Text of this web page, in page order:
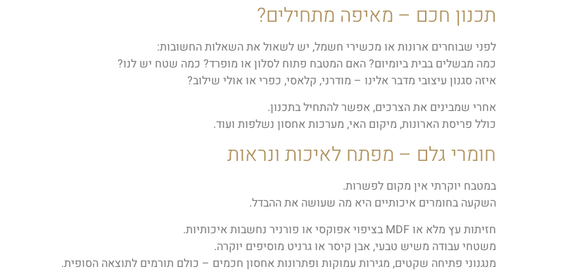
תכנון חכם – מאיפה מתחילים?
לפני שבוחרים ארונות או מכשירי חשמל, יש לשאול את השאלות החשובות:
כמה מבשלים בבית ביומיום? האם המטבח פתוח לסלון או מופרד? כמה שטח יש לנו?
איזה סגנון עיצובי מדבר אלינו – מודרני, קלאסי, כפרי או אולי שילוב?
אחרי שמבינים את הצרכים, אפשר להתחיל בתכנון.
כולל פריסת הארונות, מיקום האי, מערכות אחסון נשלפות ועוד.
חומרי גלם – מפתח לאיכות ונראות
במטבח יוקרתי אין מקום לפשרות.
השקעה בחומרים איכותיים היא מה שעושה את ההבדל.
חזיתות עץ מלא או MDF בציפוי אפוקסי או פורניר נחשבות איכותיות.
משטחי עבודה משיש טבעי, אבן קיסר או גרניט מוסיפים יוקרה.
מנגנוני פתיחה שקטים, מגירות עמוקות ופתרונות אחסון חכמים – כולם תורמים לתוצאה הסופית.